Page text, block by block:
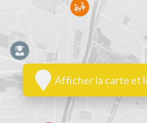
Afficher la carte et